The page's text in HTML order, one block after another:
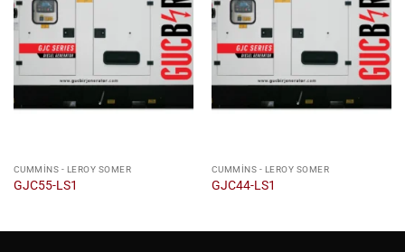
CUMMINS - LEROY SOMER
GJC55-LS1
CUMMINS - LEROY SOMER
GJC44-LS1